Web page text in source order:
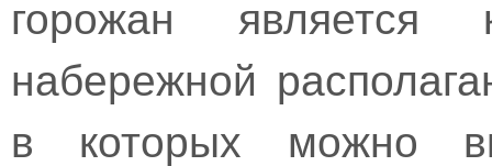
горожан является
набережной
в которых можно